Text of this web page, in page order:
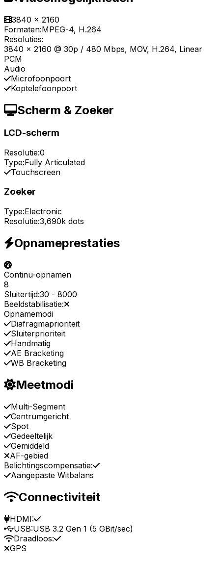
3840 x 2160
Formaten:MPEG-4, H.264
Resoluties:
3840 x 2160 @ 30p / 480 Mbps, MOV, H.264, Linear
PCM
Audio
Microfoonpoort
Koptelefoonpoort
Scherm & Zoeker
LCD-scherm
Resolutie:0
Type:Fully Articulated
Touchscreen
Zoeker
Type:Electronic
Resolutie:3,690k dots
Opnameprestaties
Continu-opnamen
8
Sluitertijd:30 - 8000
Beeldstabilisatie:
Opnamemodi
Diafragmaprioriteit
Sluiterprioriteit
Handmatig
AE Bracketing
WB Bracketing
Meetmodi
Multi-Segment
Centrumgericht
Spot
Gedeeltelijk
Gemiddeld
AF-gebied
Belichtingscompensatie:
Aangepaste Witbalans
Connectiviteit
HDMI:
USB:USB 3.2 Gen 1 (5 GBit/sec)
Draadloos:
GPS